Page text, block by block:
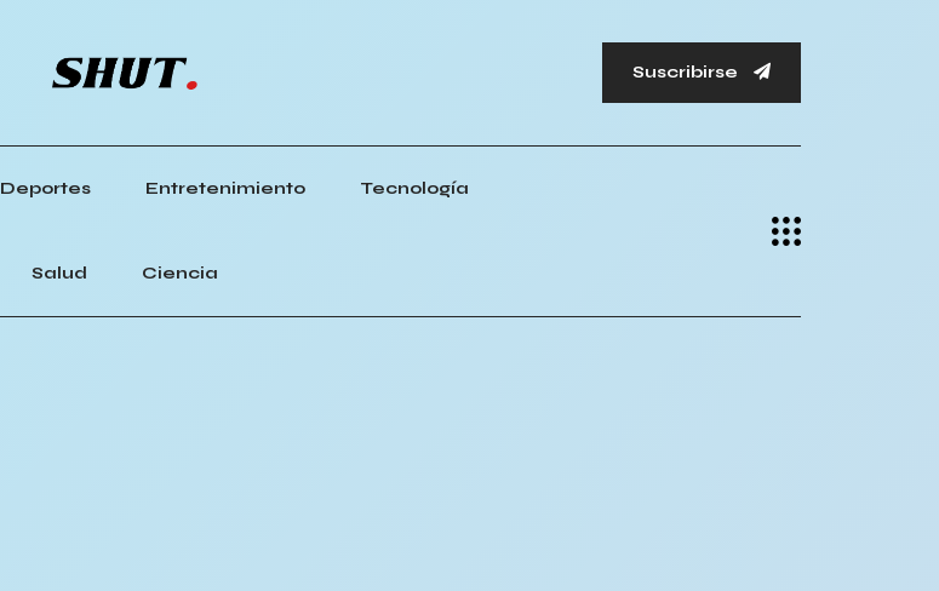
Suscribirse
Deportes Entretenimiento Tecnología
Salud Ciencia